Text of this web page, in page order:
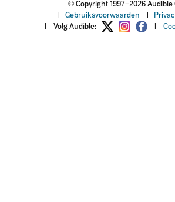
© Copyright 1997–2026 Audible
|
Gebruiksvoorwaarden |
| Volg Audible: |